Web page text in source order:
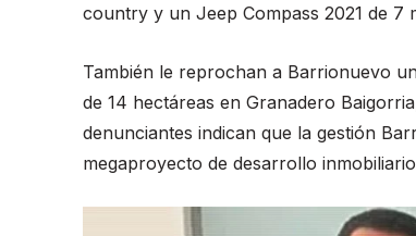
country y un Jeep Compass 2021 de 7
También le reprochan a Barrionuevo
de 14 hectáreas en Granadero
denunciantes indican que la gestión
megaproyecto de desarrollo